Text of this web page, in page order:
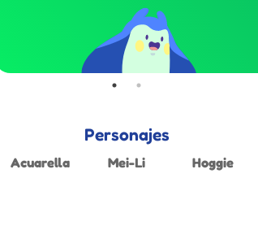
Personajes
Acuarella Mei-Li Hoggie